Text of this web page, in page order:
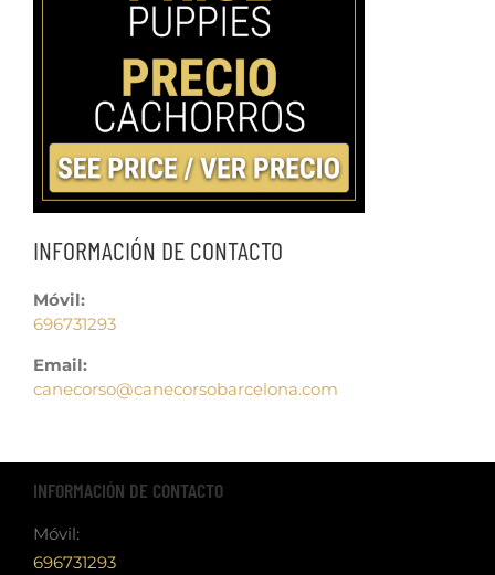
INFORMACIÓN DE CONTACTO
Móvil:
696731293
Email:
canecorso@canecorsobarcelona.com
INFORMACIÓN DE CONTACTO
Móvil:
696731293